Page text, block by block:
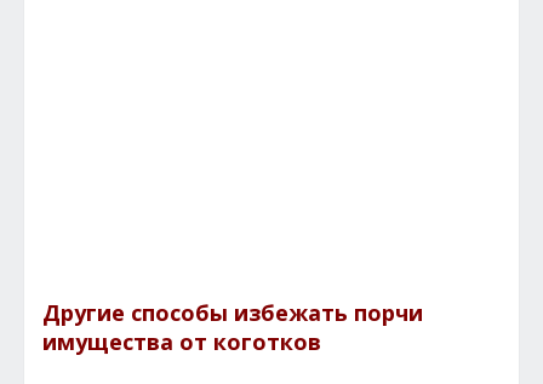
Другие способы избежать порчи
имущества от коготков